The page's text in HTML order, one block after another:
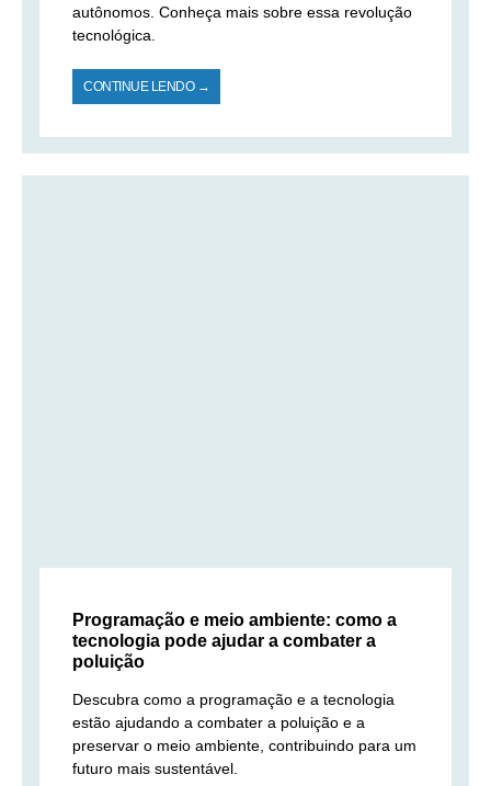
autônomos. Conheça mais sobre essa revolução
tecnológica.
CONTINUE LENDO →
Programação e meio ambiente: como a
tecnologia pode ajudar a combater a
poluição
Descubra como a programação e a tecnologia
estão ajudando a combater a poluição e a
preservar o meio ambiente, contribuindo para um
futuro mais sustentável.